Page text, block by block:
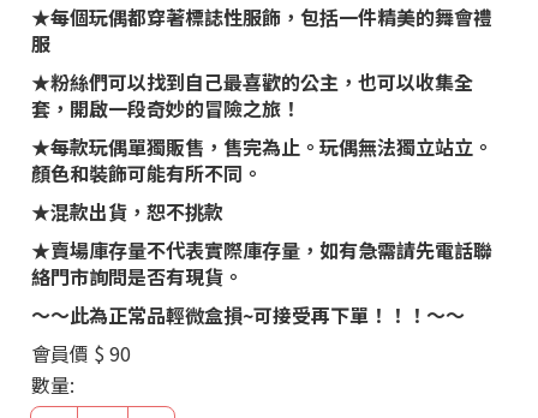
★每個玩偶都穿著標誌性服飾，包括一件精美的舞會禮
服
★粉絲們可以找到自己最喜歡的公主，也可以收集全
套，開啟一段奇妙的冒險之旅！
★每款玩偶單獨販售，售完為止。玩偶無法獨立站立。
顏色和裝飾可能有所不同。
★混款出貨，恕不挑款
★賣場庫存量不代表實際庫存量，如有急需請先電話聯
絡門市詢問是否有現貨。
～～此為正常品輕微盒損~可接受再下單！！！～～
會員價 $ 90
數量: